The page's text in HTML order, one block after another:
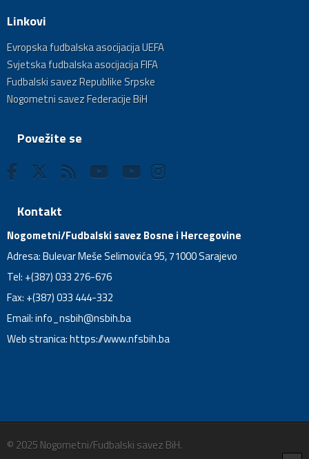
Linkovi
Evropska fudbalska asocijacija UEFA
Svjetska fudbalska asocijacija FIFA
Fudbalski savez Republike Srpske
Nogometni savez Federacije BiH
Povežite se
Kontakt
Nogometni/Fudbalski savez Bosne i Hercegovine
Adresa: Bulevar Meše Selimovića 95, 71000 Sarajevo
Tel: +(387) 033 276-676
Fax: +(387) 033 444-332
Email:info_nsbih@nsbih.ba
Web stranica: https://www.nfsbih.ba
© 2025 Nogometni/Fudbalski savez BiH.